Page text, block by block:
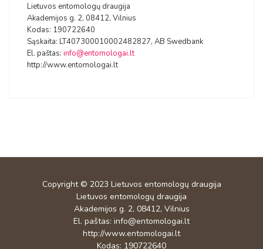
Lietuvos entomologų draugija
Akademijos g. 2, 08412, Vilnius
Kodas: 190722640
Sąskaita: LT407300010002482827, AB Swedbank
El. paštas: info@entomologai.lt
http://www.entomologai.lt
Copyright © 2023 Lietuvos entomologų draugija
Lietuvos entomologų draugija
Akademijos g. 2, 08412, Vilnius
El. paštas: info@entomologai.lt
http://www.entomologai.lt
Kodas: 190722640